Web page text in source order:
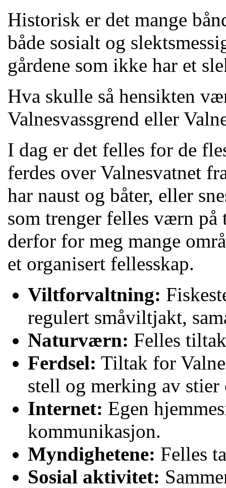
Historisk er det mange
både sosialt og
gårdene som ikke har et
Hva skulle så hensikten
Valnesvassgrend eller
I dag er det felles for de
ferdes over Valnesvatnet
har naust og båter, eller
som trenger felles værn på
derfor for meg mange
et organisert fellesskap.
Viltforvaltning:
regulert småviltjakt,
Naturværn: Felles
Ferdsel: Tiltak for
stell og merking av stier
Internet: Egen
kommunikasjon.
Myndighetene: Felles
Sosial aktivitet: